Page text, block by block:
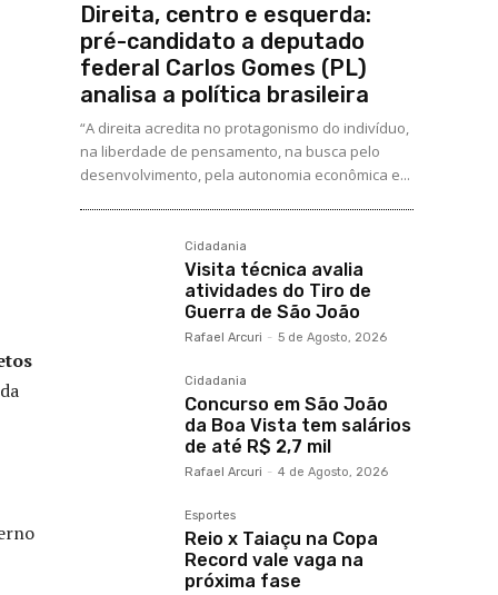
Direita, centro e esquerda:
pré-candidato a deputado
federal Carlos Gomes (PL)
analisa a política brasileira
“A direita acredita no protagonismo do indivíduo,
na liberdade de pensamento, na busca pelo
desenvolvimento, pela autonomia econômica e...
Cidadania
Visita técnica avalia
atividades do Tiro de
Guerra de São João
Rafael Arcuri - 5 de Agosto, 2026
Cidadania
Concurso em São João
da Boa Vista tem salários
de até R$ 2,7 mil
Rafael Arcuri - 4 de Agosto, 2026
Esportes
Reio x Taiaçu na Copa
Record vale vaga na
próxima fase